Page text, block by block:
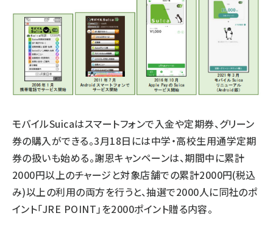
モバイルSuicaはスマートフォンで入金や定期券、グリーン
券の購入ができる。3月18日には中学・高校生用通学定期
券の扱いも始める。謝恩キャンペーンは、期間中に累計
2000円以上のチャージと対象店舗での累計2000円(税込
み)以上の利用の両方を行うと、抽選で2000人に同社のポ
イント「JRE POINT」を2000ポイント贈る内容。